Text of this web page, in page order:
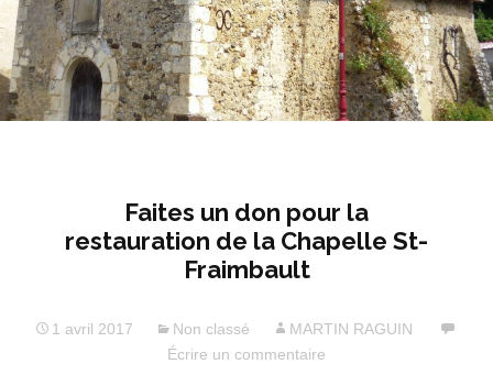
Faites un don pour la
restauration de la Chapelle St-
Fraimbault
1 avril 2017 Non classé
MARTIN RAGUIN
Écrire un commentaire